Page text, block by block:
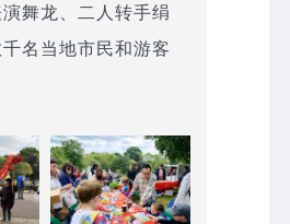
舞龙、二人转手绢
名当地市民和游客